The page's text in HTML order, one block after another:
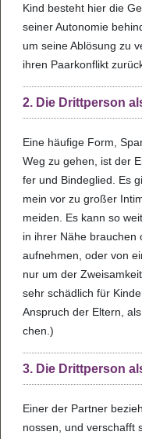
Kind besteht hier die
sei­ner Auto­no­mie
um seine Ablö­sung zu
ihren Paar­kon­flikt
2. Die Drittperson
Eine häu­fige Form,
Weg zu gehen, ist der
fer und Bin­de­glied. Es
mein vor zu gro­ßer
mei­den. Es kann so
in ihrer Nähe brau­chen
auf­neh­men, oder von
nur um der
sehr schäd­lich für
Anspruch der Eltern,
chen.)
3. Die Drittperson
Einer der Part­ner
nos­sen, und ver­schafft